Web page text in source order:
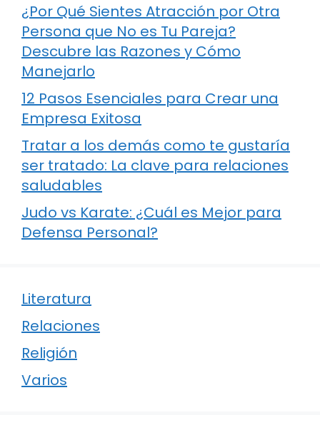
¿Por Qué Sientes Atracción por Otra
Persona que No es Tu Pareja?
Descubre las Razones y Cómo
Manejarlo
12 Pasos Esenciales para Crear una
Empresa Exitosa
Tratar a los demás como te gustaría
ser tratado: La clave para relaciones
saludables
Judo vs Karate: ¿Cuál es Mejor para
Defensa Personal?
Literatura
Relaciones
Religión
Varios